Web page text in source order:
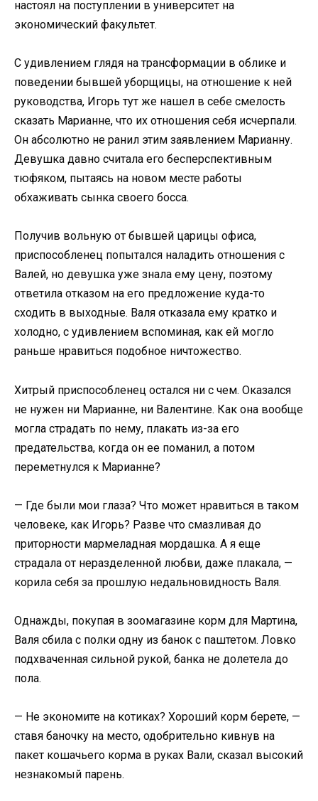
настоял на поступлении в университет на
экономический факультет.
С удивлением глядя на трансформации в облике и
поведении бывшей уборщицы, на отношение к ней
руководства, Игорь тут же нашел в себе смелость
сказать Марианне, что их отношения себя исчерпали.
Он абсолютно не ранил этим заявлением Марианну.
Девушка давно считала его бесперспективным
тюфяком, пытаясь на новом месте работы
обхаживать сынка своего босса.
Получив вольную от бывшей царицы офиса,
приспособленец попытался наладить отношения с
Валей, но девушка уже знала ему цену, поэтому
ответила отказом на его предложение куда-то
сходить в выходные. Валя отказала ему кратко и
холодно, с удивлением вспоминая, как ей могло
раньше нравиться подобное ничтожество.
Хитрый приспособленец остался ни с чем. Оказался
не нужен ни Марианне, ни Валентине. Как она вообще
могла страдать по нему, плакать из-за его
предательства, когда он ее поманил, а потом
переметнулся к Марианне?
— Где были мои глаза? Что может нравиться в таком
человеке, как Игорь? Разве что смазливая до
приторности мармеладная мордашка. А я еще
страдала от неразделенной любви, даже плакала, —
корила себя за прошлую недальновидность Валя.
Однажды, покупая в зоомагазине корм для Мартина,
Валя сбила с полки одну из банок с паштетом. Ловко
подхваченная сильной рукой, банка не долетела до
пола.
— Не экономите на котиках? Хороший корм берете, —
ставя баночку на место, одобрительно кивнув на
пакет кошачьего корма в руках Вали, сказал высокий
незнакомый парень.